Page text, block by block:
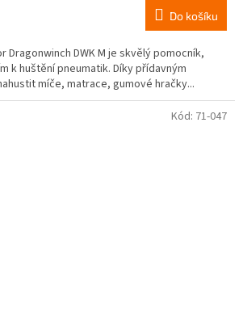
Do košíku
Dragonwinch DWK M je skvělý pomocník,
k huštění pneumatik. Díky přídavným
míče, matrace, gumové hračky...
Kód: 71-047